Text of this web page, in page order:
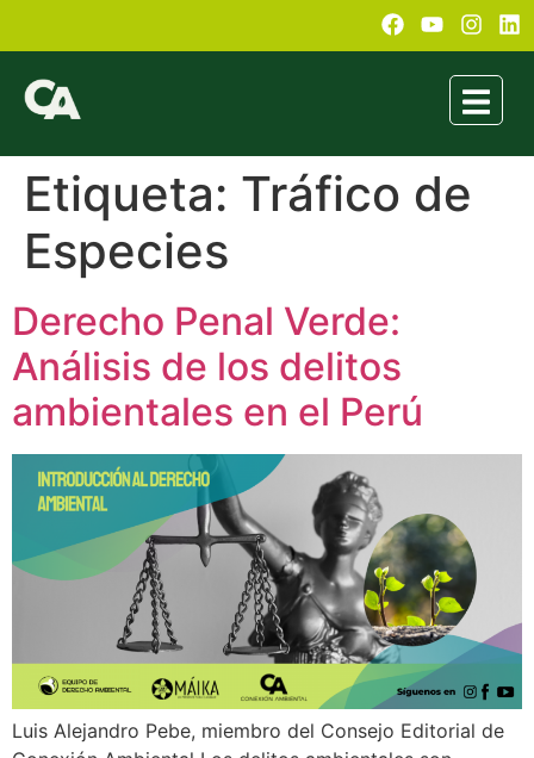
Etiqueta: Tráfico de
Especies
Derecho Penal Verde:
Análisis de los delitos
ambientales en el Perú
Luis Alejandro Pebe, miembro del Consejo Editorial de